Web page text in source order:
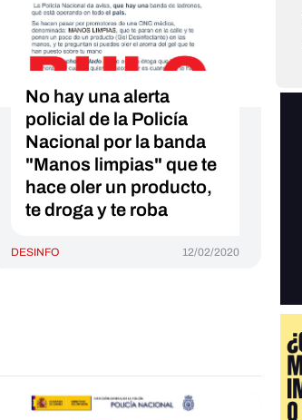
No hay una alerta
policial de la Policía
Nacional por la banda
"Manos limpias" que te
hace oler un producto,
te droga y te roba
DESINFO 12/02/2020